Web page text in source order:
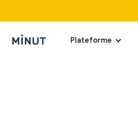
Plateforme